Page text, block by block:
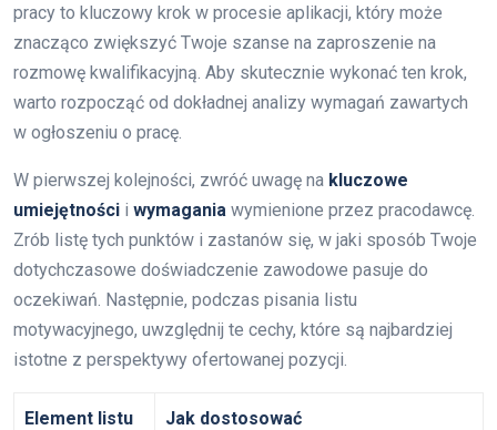
pracy to kluczowy krok w procesie aplikacji, który może
znacząco zwiększyć Twoje szanse na zaproszenie na
rozmowę kwalifikacyjną. Aby skutecznie wykonać ten krok,
warto rozpocząć od dokładnej analizy wymagań zawartych
w ogłoszeniu o pracę.
W pierwszej kolejności, zwróć uwagę na kluczowe
umiejętności i wymagania wymienione przez pracodawcę.
Zrób listę tych punktów i zastanów się, w jaki sposób Twoje
dotychczasowe doświadczenie zawodowe pasuje do
oczekiwań. Następnie, podczas pisania listu
motywacyjnego, uwzględnij te cechy, które są najbardziej
istotne z perspektywy ofertowanej pozycji.
Element listu Jak dostosować